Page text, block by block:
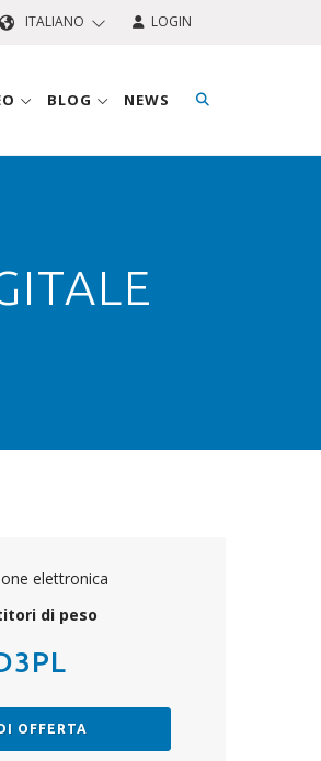
ITALIANO LOGIN
BLOG NEWS
elettronica
di peso
OFFERTA